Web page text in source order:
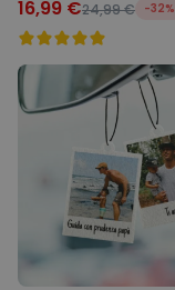
16,99 €24,99 € -32%